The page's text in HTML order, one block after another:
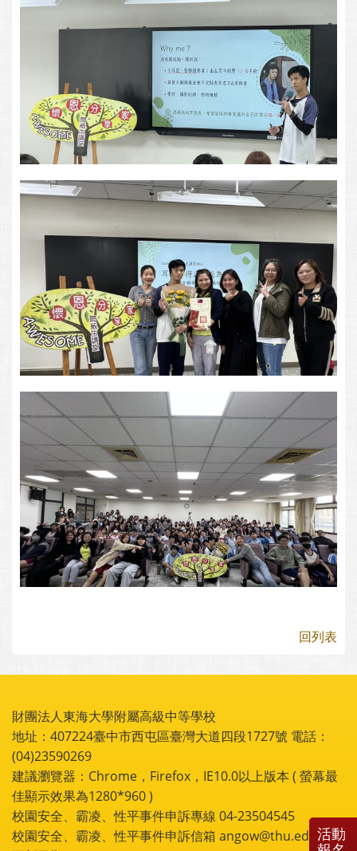
回列表
財團法人東海大學附屬高級中等學校
地址：407224臺中市西屯區臺灣大道四段1727號 電話：
(04)23590269
建議瀏覽器：Chrome，Firefox，IE10.0以上版本 ( 螢幕最
佳顯示效果為1280*960 )
校園安全、霸凌、性平事件申訴專線 04-23504545
校園安全、霸凌、性平事件申訴信箱 angow@thu.edu.tw
活動